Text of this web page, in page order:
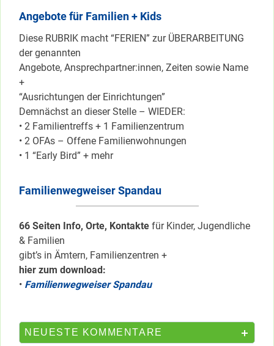
Angebote für Familien + Kids
Diese RUBRIK macht “FERIEN” zur ÜBERARBEITUNG
der genannten
Angebote, Ansprechpartner:innen, Zeiten sowie Name
+
“Ausrichtungen der Einrichtungen”
Demnächst an dieser Stelle – WIEDER:
• 2 Familientreffs + 1 Familienzentrum
• 2 OFAs – Offene Familienwohnungen
• 1 “Early Bird” + mehr
Familienwegweiser Spandau
66 Seiten Info, Orte, Kontakte für Kinder, Jugendliche
& Familien
gibt’s in Ämtern, Familienzentren +
hier zum download:
• Familienwegweiser Spandau
NEUESTE KOMMENTARE